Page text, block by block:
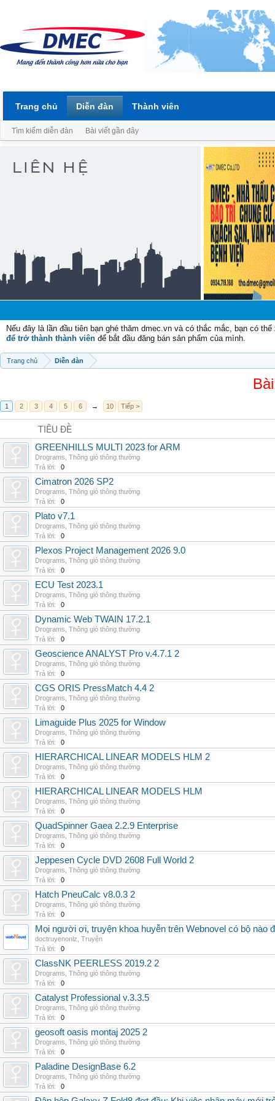
Nếu đây là lần đầu tiên bạn ghé thăm dmec.vn và có thắc mắc, bạn có
để trở thành thành viên để bắt đầu đăng bán sản phẩm của mình.
Trang chủ Diễn đàn
1 2 3 4 5 6 → 10 Tiếp >
TIÊU ĐỀ
GREENHILLS MULTI 2023 for ARM
Drograms Thông gió thông thường
Trả lời:
0
Cimatron 2026 SP2
Drograms Thông gió thông thường
Trả lời:
0
Plato v7.1
Drograms Thông gió thông thường
Trả lời:
0
Plexos Project Management 2026 9.0
Drograms Thông gió thông thường
Trả lời:
0
ECU Test 2023.1
Drograms Thông gió thông thường
Trả lời:
0
Dynamic Web TWAIN 17.2.1
Drograms Thông gió thông thường
Trả lời:
0
Geoscience ANALYST Pro v.4.7.1 2
Drograms Thông gió thông thường
Trả lời:
0
CGS ORIS PressMatch 4.4 2
Drograms Thông gió thông thường
Trả lời:
0
Limaguide Plus 2025 for Window
Drograms Thông gió thông thường
Trả lời:
0
HIERARCHICAL LINEAR MODELS HLM 2
Drograms Thông gió thông thường
Trả lời:
0
HIERARCHICAL LINEAR MODELS HLM
Drograms Thông gió thông thường
Trả lời:
0
QuadSpinner Gaea 2.2.9 Enterprise
Drograms Thông gió thông thường
Trả lời:
0
Jeppesen Cycle DVD 2608 Full World 2
Drograms Thông gió thông thường
Trả lời:
0
Hatch PneuCalc v8.0.3 2
Drograms Thông gió thông thường
Trả lời:
0
Mọi người ơi, truyện khoa huyễn trên Webnovel có bộ nào
doctruyenonlz Truyện
Trả lời:
0
ClassNK PEERLESS 2019.2 2
Drograms Thông gió thông thường
Trả lời:
0
Catalyst Professional v.3.3.5
Drograms Thông gió thông thường
Trả lời:
0
geosoft oasis montaj 2025 2
Drograms Thông gió thông thường
Trả lời:
0
Paladine DesignBase 6.2
Drograms Thông gió thông thường
Trả lời:
0
Trang chủ Diễn đàn
Tìm kiếm diễn đàn Bài viết gần đây
Thành viên